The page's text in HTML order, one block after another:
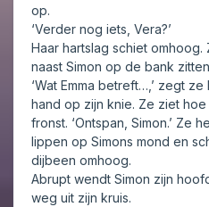
op.
‘Verder nog iets, Vera?’
Haar hartslag schiet
naast Simon op de bank
‘Wat Emma betreft…,’ zegt
hand op zijn knie. Ze ziet
fronst. ‘Ontspan, Simon.’ Ze
lippen op Simons mond en
dijbeen omhoog.
Abrupt wendt Simon zijn
weg uit zijn kruis.